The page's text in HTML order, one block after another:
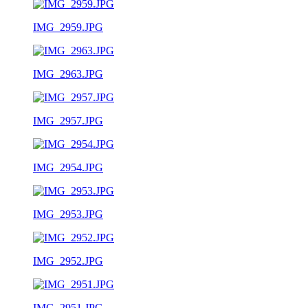
IMG_2959.JPG
IMG_2963.JPG
IMG_2957.JPG
IMG_2954.JPG
IMG_2953.JPG
IMG_2952.JPG